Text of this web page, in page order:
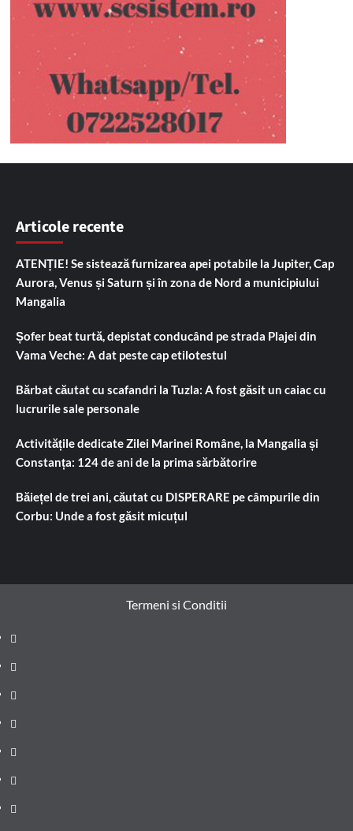
Articole recente
ATENȚIE! Se sistează furnizarea apei potabile la Jupiter, Cap
Aurora, Venus și Saturn și în zona de Nord a municipiului
Mangalia
Șofer beat turtă, depistat conducând pe strada Plajei din
Vama Veche: A dat peste cap etilotestul
Bărbat căutat cu scafandri la Tuzla: A fost găsit un caiac cu
lucrurile sale personale
Activitățile dedicate Zilei Marinei Române, la Mangalia și
Constanța: 124 de ani de la prima sărbătorire
Băiețel de trei ani, căutat cu DISPERARE pe câmpurile din
Corbu: Unde a fost găsit micuțul
Termeni si Conditii
Prima
pagină
Știri
de
ultima
Administrație
locală
Actualitate
Justiție
Cultura
Sănătate